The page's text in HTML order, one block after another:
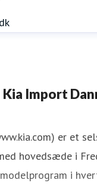
Kia Import
er et
hovedsæde i
i